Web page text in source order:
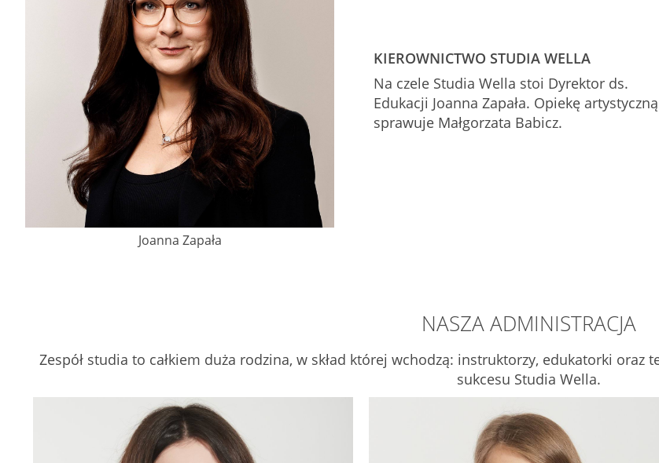
Joanna Zapała
KIEROWNICTWO STUDIA WELLA
Na czele Studia Wella stoi Dyrektor ds.
Edukacji Joanna Zapała. Opiekę artystyczną
sprawuje Małgorzata Babicz.
NASZA ADMINISTRACJA
Zespół studia to całkiem duża rodzina, w skład której wchodzą: instruktorzy, edukatorki
sukcesu Studia Wella.